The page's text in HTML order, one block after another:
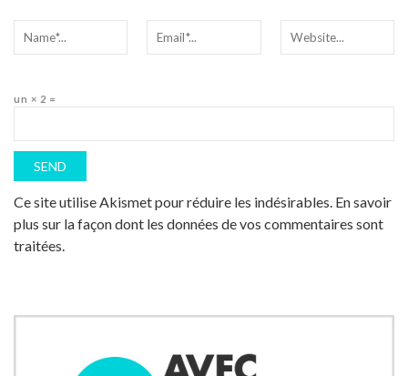
un × 2 =
Ce site utilise Akismet pour réduire les indésirables. En savoir
plus sur la façon dont les données de vos commentaires sont
traitées.